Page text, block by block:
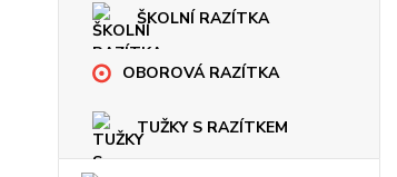
ŠKOLNÍ RAZÍTKA
OBOROVÁ RAZÍTKA
TUŽKY S RAZÍTKEM